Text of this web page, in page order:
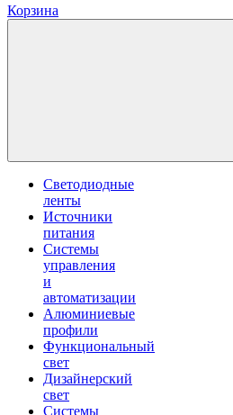
Корзина
Светодиодные
ленты
Источники
питания
Системы
управления
и
автоматизации
Алюминиевые
профили
Функциональный
свет
Дизайнерский
свет
Системы